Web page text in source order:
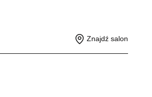
Znajdź salon